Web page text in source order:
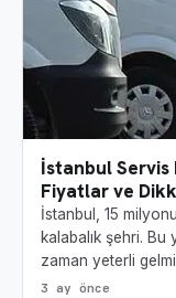
İstanbul Servis
Fiyatlar ve
İstanbul, 15
kalabalık şehri.
zaman yeterli
3 ay önce